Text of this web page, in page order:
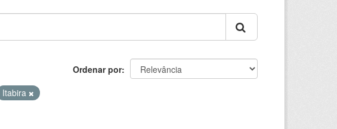
Ordenar por
Itabira